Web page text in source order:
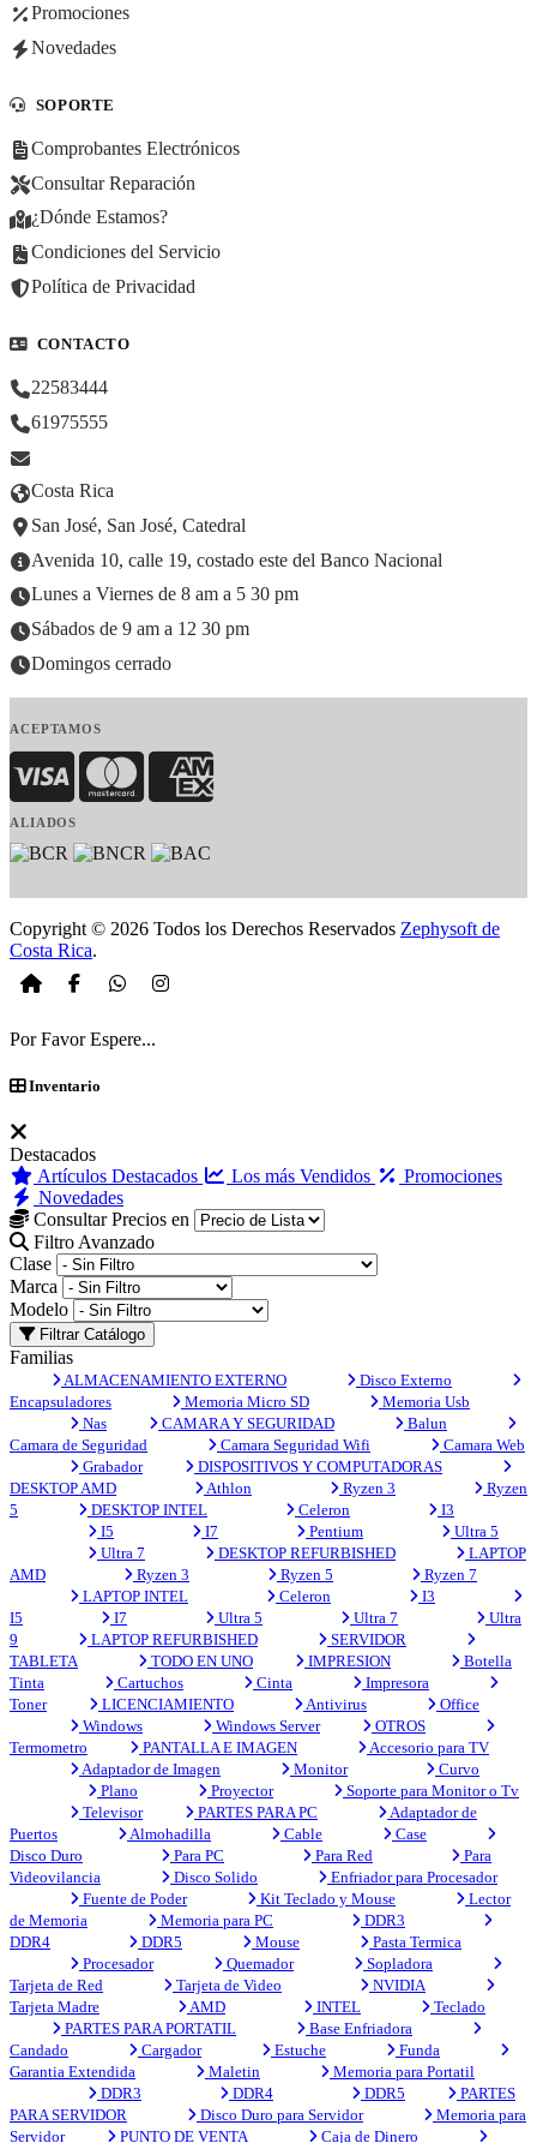
Promociones
Novedades
SOPORTE
Comprobantes Electrónicos
Consultar Reparación
¿Dónde Estamos?
Condiciones del Servicio
Política de Privacidad
CONTACTO
22583444
61975555
Costa Rica
San José, San José, Catedral
Avenida 10, calle 19, costado este del Banco Nacional
Lunes a Viernes de 8 am a 5 30 pm
Sábados de 9 am a 12 30 pm
Domingos cerrado
ACEPTAMOS
Visa MasterCardAmerican Express
ALIADOS
Copyright © 2026 Todos los Derechos Reservados Zephysoft de
Costa Rica.
Por Favor Espere...
Inventario
Destacados
Artículos Destacados
Los más Vendidos
Promociones
Novedades
Consultar Precios en
Filtro Avanzado
Clase
Marca
Modelo
Filtrar Catálogo
Familias
ALMACENAMIENTO EXTERNO
Disco Externo
Encapsuladores
Memoria Micro SD
Memoria Usb
Nas
CAMARA Y SEGURIDAD
Balun
Camara de Seguridad
Camara Seguridad Wifi
Camara Web
Grabador
DISPOSITIVOS Y COMPUTADORAS
DESKTOP AMD
Athlon Ryzen 3
Ryzen
5
DESKTOP INTEL Celeron
I3
I5
I7 Pentium
Ultra 5
Ultra 7
DESKTOP REFURBISHED
LAPTOP
AMD
Ryzen 3 Ryzen 5
Ryzen 7
LAPTOP INTEL
Celeron
I3
I5
I7 Ultra 5 Ultra 7
Ultra
9
LAPTOP REFURBISHED
SERVIDOR
TABLETA
TODO EN UNO IMPRESION
Botella
Tinta
Cartuchos Cinta
Impresora
Toner
LICENCIAMIENTO Antivirus
Office
Windows
Windows Server
OTROS
Termometro
PANTALLA E IMAGEN
Accesorio para TV
Adaptador de Imagen
Monitor
Curvo
Plano
Proyector
Soporte para Monitor o Tv
Televisor
PARTES PARA PC
Adaptador de
Puertos
Almohadilla Cable
Case
Disco Duro
Para PC Para Red
Para
Videovilancia
Disco Solido
Enfriador para Procesador
Fuente de Poder
Kit Teclado y Mouse
Lector
de Memoria
Memoria para PC
DDR3
DDR4
DDR5 Mouse
Pasta Termica
Procesador
Quemador
Sopladora
Tarjeta de Red
Tarjeta de Video
NVIDIA
Tarjeta Madre
AMD INTEL
Teclado
PARTES PARA PORTATIL
Base Enfriadora
Candado
Cargador Estuche
Funda
Garantia Extendida
Maletin
Memoria para Portatil
DDR3
DDR4 DDR5
PARTES
PARA SERVIDOR
Disco Duro para Servidor
Memoria para
Servidor
PUNTO DE VENTA Caja de Dinero